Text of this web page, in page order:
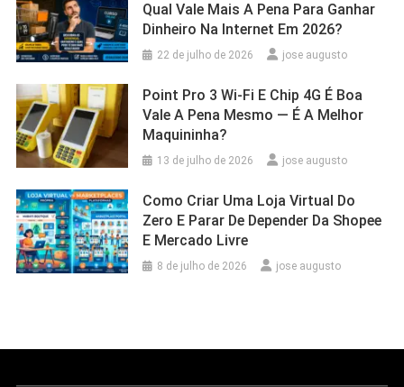
Qual Vale Mais A Pena Para Ganhar
Dinheiro Na Internet Em 2026?
22 de julho de 2026 jose augusto
Point Pro 3 Wi‑Fi E Chip 4G É Boa
Vale A Pena Mesmo — É A Melhor
Maquininha?
13 de julho de 2026 jose augusto
Como Criar Uma Loja Virtual Do
Zero E Parar De Depender Da Shopee
E Mercado Livre
8 de julho de 2026 jose augusto